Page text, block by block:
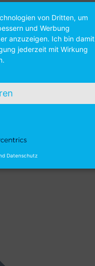
von Dritten, um
und Werbung
anzuzeigen. Ich bin damit
jederzeit mit Wirkung
Datenschutz